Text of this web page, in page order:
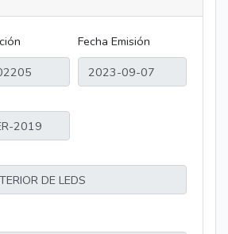
Fecha Emisión